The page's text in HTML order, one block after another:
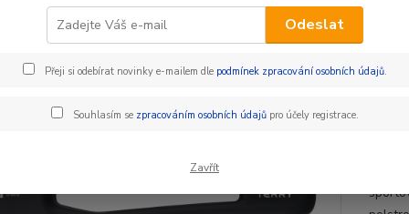
SEDLO BUTTERFLYOdeslat
Přeji si odebírat novinky e-mailem dle podmínek zpracování osobních údajů.
Souhlasím se zpracováním osobních údajůpro účely registrace.
Zavřít